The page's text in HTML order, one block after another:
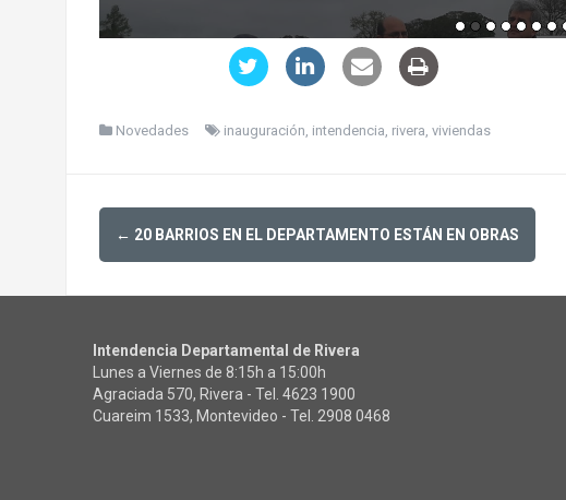
Novedades inauguración intendencia rivera viviendas
Post
navigation
← 20 BARRIOS EN EL DEPARTAMENTO ESTÁN EN OBRAS
Intendencia Departamental de Rivera
Lunes a Viernes de 8:15h a 15:00h
Agraciada 570, Rivera - Tel. 4623 1900
Cuareim 1533, Montevideo - Tel. 2908 0468